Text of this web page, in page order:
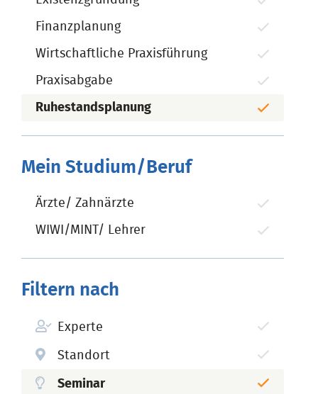
Finanzplanung
Wirtschaftliche Praxisführung
Praxisabgabe
Ruhestandsplanung
Mein Studium/Beruf
Ärzte/ Zahnärzte
WIWI/MINT/ Lehrer
Filtern nach
Experte
Standort
Seminar